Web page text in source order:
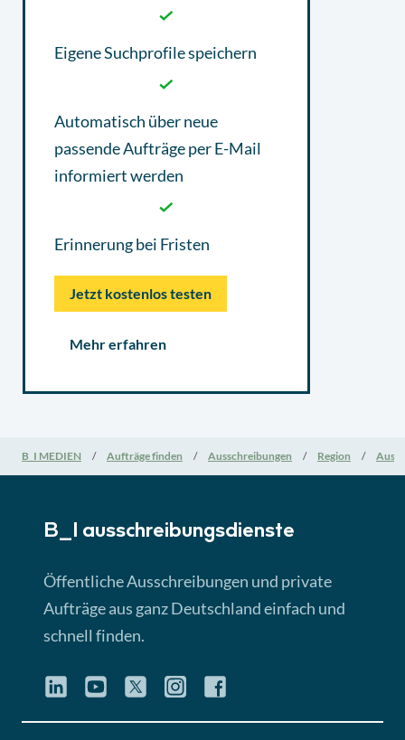
Eigene Suchprofile speichern
Automatisch über neue
passende Aufträge per E-Mail
informiert werden
Erinnerung bei Fristen
Jetzt kostenlos testen
Mehr erfahren
B_I MEDIEN Aufträge finden Ausschreibungen Region
B_I ausschreibungs­dienste
Öffentliche Ausschreibungen und private
Aufträge aus ganz Deutschland einfach und
schnell finden.